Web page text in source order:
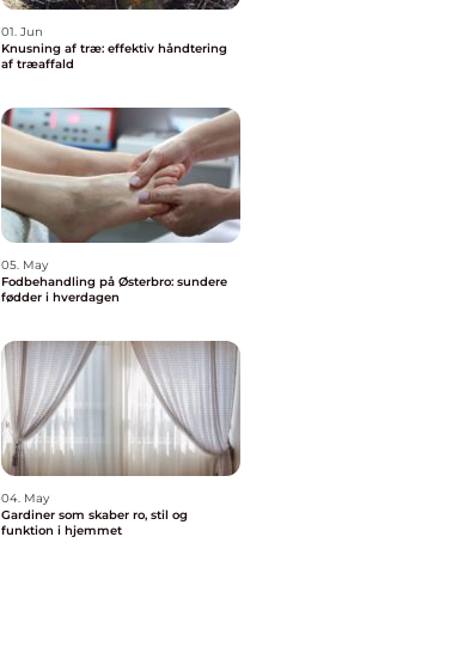
01. Jun
Knusning af træ: effektiv håndtering
af træaffald
05. May
Fodbehandling på Østerbro: sundere
fødder i hverdagen
04. May
Gardiner som skaber ro, stil og
funktion i hjemmet